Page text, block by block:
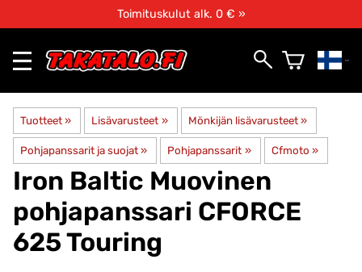
Toimituskulut alk. 0 € »
Tuotteet ‪» Lisävarusteet ‪» Mönkijän lisävarusteet ‪»
Pohjapanssarit ja suojat ‪» Pohjapanssarit ‪» Cfmoto ‪»
Iron Baltic Muovinen
pohjapanssari CFORCE
625 Touring